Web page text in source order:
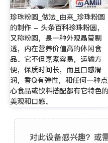
珍珠粉圆_做法_由来_珍珠粉圆
的制作 - 头条百科珍珠粉圆，
又称粉圆，是一种外观晶莹剔
透，内在营养价值高的休闲食
品。它不但烹煮容易，运输方
便，保质时间长，而且口感滑
润，香Q有弹性，和任何一种点
心食品或饮料搭配都有它特色的
美观和口感。
对此设备感兴趣？或